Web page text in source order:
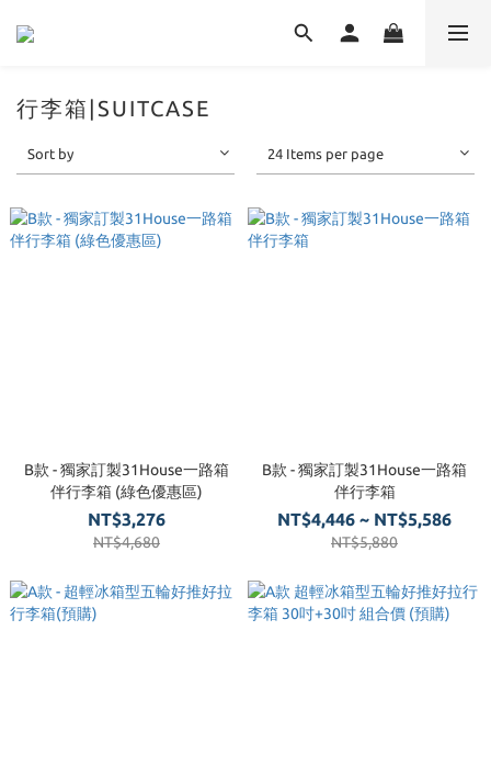
行李箱|SUITCASE
Sort by 24 Items per page
B款 - 獨家訂製31House一路箱
伴行李箱 (綠色優惠區)
NT$3,276
NT$4,680
B款 - 獨家訂製31House一路箱
伴行李箱
NT$4,446 ~ NT$5,586
NT$5,880